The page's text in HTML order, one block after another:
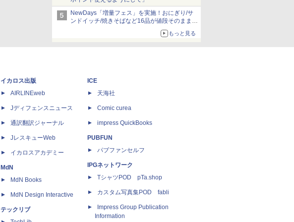
NewDays「増量フェス」を実施！おにぎり/サ
ンドイッチ/焼きそばなど16品が値段そのままで
もっと見る
イカロス出版
AIRLINEweb
Jディフェンスニュース
通訳翻訳ジャーナル
JレスキューWeb
イカロスアカデミー
MdN
MdN Books
MdN Design Interactive
テックリブ
ICE
天海社
Comic curea
impress QuickBooks
PUBFUN
パブファンセルフ
IPGネットワーク
TシャツPOD pTa.shop
カスタム写真集POD fabli
Impress Group Publication
Information